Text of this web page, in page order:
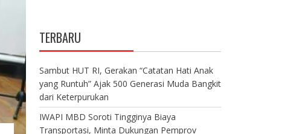
TERBARU
Sambut HUT RI, Gerakan “Catatan Hati Anak
yang Runtuh” Ajak 500 Generasi Muda Bangkit
dari Keterpurukan
IWAPI MBD Soroti Tingginya Biaya
Transportasi, Minta Dukungan Pemprov